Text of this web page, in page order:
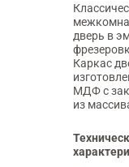
дверь в
Каркас
МДФ с
из